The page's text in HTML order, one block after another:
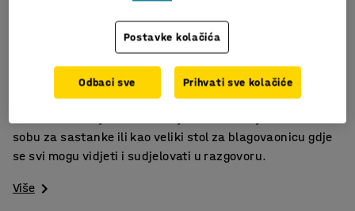
Dugačak stol - za više ljudi
Za sobe za sastanke, ured i blagovaonicu
Za ugodno okruženje
Višenamjenski stol dizajniran u AJ. Stol je dugačak što
sobu za sastanke ili kao veliki stol za blagovaonicu gdje
se svi mogu vidjeti i sudjelovati u razgovoru.
Više
Postavke kolačića
Odbaci sve Prihvati sve kolačiće